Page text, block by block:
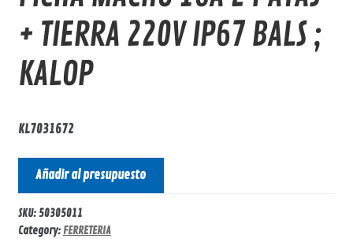
+ TIERRA 220V IP67 BALS ;
KALOP
KL7031672
Añadir al presupuesto
SKU: 50305011
Category:FERRETERIA